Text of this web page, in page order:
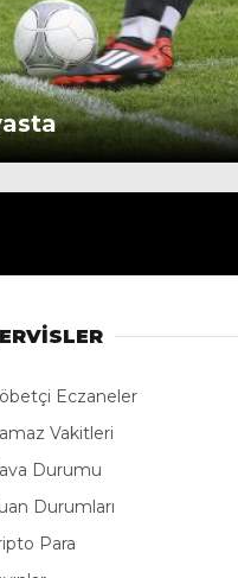
Eczaneler
Vakitleri
Durumu
Durumları
Para